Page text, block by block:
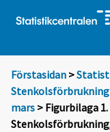
Förstasidan >
Stenkolsförbrukning
mars > Figurbilaga 1.